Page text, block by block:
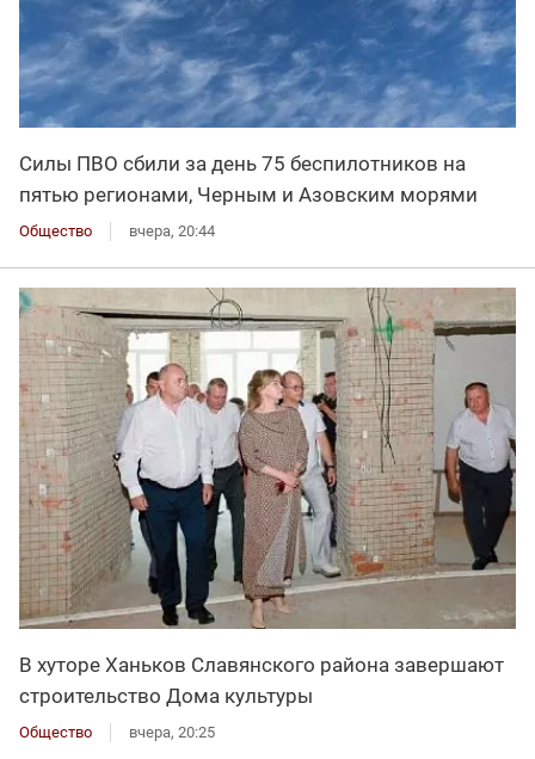
Силы ПВО сбили за день 75 беспилотников на
пятью регионами, Черным и Азовским морями
Общество вчера, 20:44
В хуторе Ханьков Славянского района завершают
строительство Дома культуры
Общество вчера, 20:25